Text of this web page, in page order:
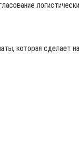
которая сделает